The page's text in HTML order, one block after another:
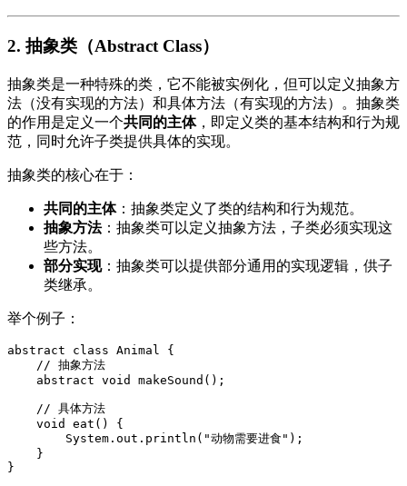
2. 抽象类（Abstract Class）
抽象类是一种特殊的类，它不能被实例化，但可以定义抽象方
法（没有实现的方法）和具体方法（有实现的方法）。抽象类
的作用是定义一个共同的主体，即定义类的基本结构和行为规
范，同时允许子类提供具体的实现。
抽象类的核心在于：
共同的主体：抽象类定义了类的结构和行为规范。
抽象方法：抽象类可以定义抽象方法，子类必须实现这
些方法。
部分实现：抽象类可以提供部分通用的实现逻辑，供子
类继承。
举个例子：
abstract class Animal {
    // 抽象方法
    abstract void makeSound();
    // 具体方法
    void eat() {
        System.out.println("动物需要进食");
    }
}